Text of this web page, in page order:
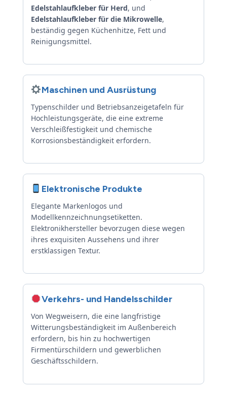
Edelstahlaufkleber für Herd, und
Edelstahlaufkleber für die Mikrowelle,
beständig gegen Küchenhitze, Fett und
Reinigungsmittel.
Maschinen und Ausrüstung
Typenschilder und Betriebsanzeigetafeln für
Hochleistungsgeräte, die eine extreme
Verschleißfestigkeit und chemische
Korrosionsbeständigkeit erfordern.
Elektronische Produkte
Elegante Markenlogos und
Modellkennzeichnungsetiketten.
Elektronikhersteller bevorzugen diese wegen
ihres exquisiten Aussehens und ihrer
erstklassigen Textur.
Verkehrs- und Handelsschilder
Von Wegweisern, die eine langfristige
Witterungsbeständigkeit im Außenbereich
erfordern, bis hin zu hochwertigen
Firmentürschildern und gewerblichen
Geschäftsschildern.